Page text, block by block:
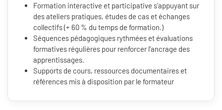
Formation interactive et participative s'appuyant sur
des ateliers pratiques, études de cas et échanges
collectifs (+ 60 % du temps de formation.)
Séquences pédagogiques rythmées et évaluations
formatives régulières pour renforcer l'ancrage des
apprentissages.
Supports de cours, ressources documentaires et
références mis à disposition par le formateur